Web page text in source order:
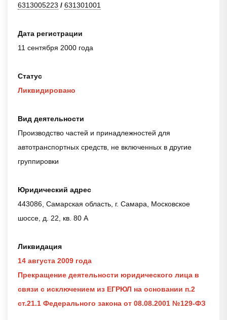
6313005223 / 631301001
Дата регистрации
11 сентября 2000 года
Статус
Ликвидировано
Вид деятельности
Производство частей и принадлежностей для
автотранспортных средств, не включенных в другие
группировки
Юридический адрес
443086, Самарская область, г. Самара, Московское
шоссе, д. 22, кв. 80 А
Ликвидация
14 августа 2009 года
Прекращение деятельности юридического лица в
связи с исключением из ЕГРЮЛ на основании п.2
ст.21.1 Федерального закона от 08.08.2001 №129-ФЗ